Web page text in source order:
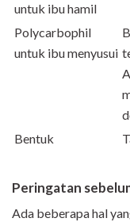
untuk ibu hamil
Polycarbophil
untuk ibu menyusui
Bentuk
Peringatan
Ada beberapa hal